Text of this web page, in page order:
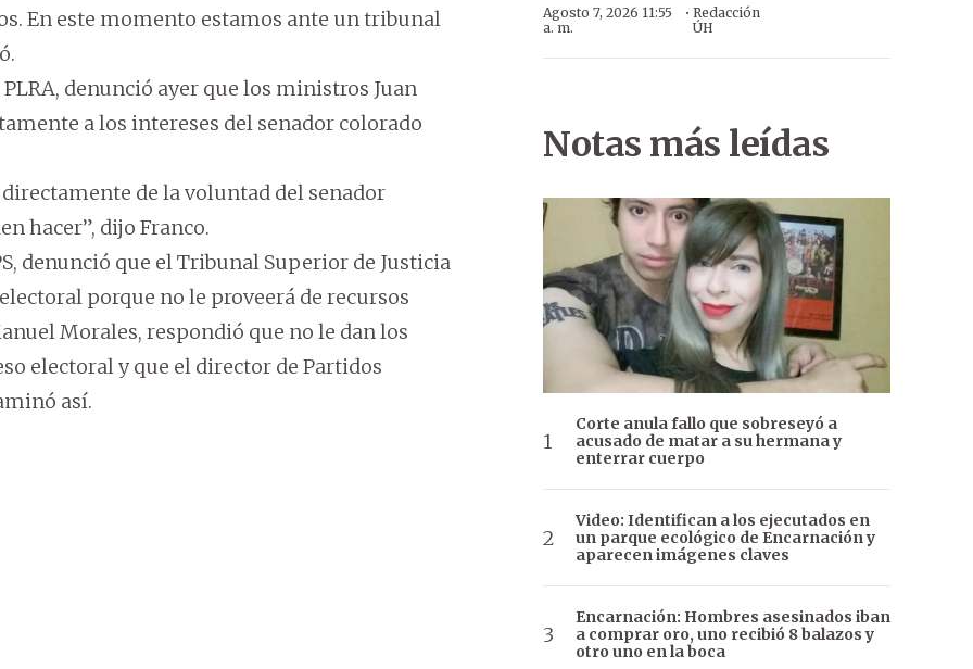
En este momento estamos ante un tribunal
denunció ayer que los ministros Juan
a los intereses del senador colorado
de la voluntad del senador
hacer”, dijo Franco.
denunció que el Tribunal Superior de Justicia
porque no le proveerá de recursos
Morales, respondió que no le dan los
electoral y que el director de Partidos
así.
Agosto 7, 2026 11:55
a. m.
·Redacción
ÚH
Notas más leídas
Corte anula fallo que sobreseyó a
acusado de matar a su hermana y
enterrar cuerpo
Video: Identifican a los ejecutados en
un parque ecológico de Encarnación y
aparecen imágenes claves
Encarnación: Hombres asesinados iban
a comprar oro, uno recibió 8 balazos y
otro uno en la boca